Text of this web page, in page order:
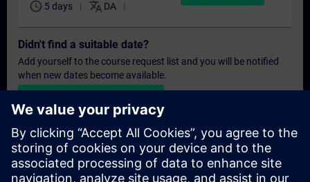
schedule 5 days translate DA
Didn't find a suitable date?
Add yourself to the course request list and you will be notified
when new dates become available.
Personalised Quotation
If you require a standard list price quotation for this training, for